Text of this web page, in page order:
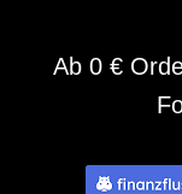
Ab 0 €